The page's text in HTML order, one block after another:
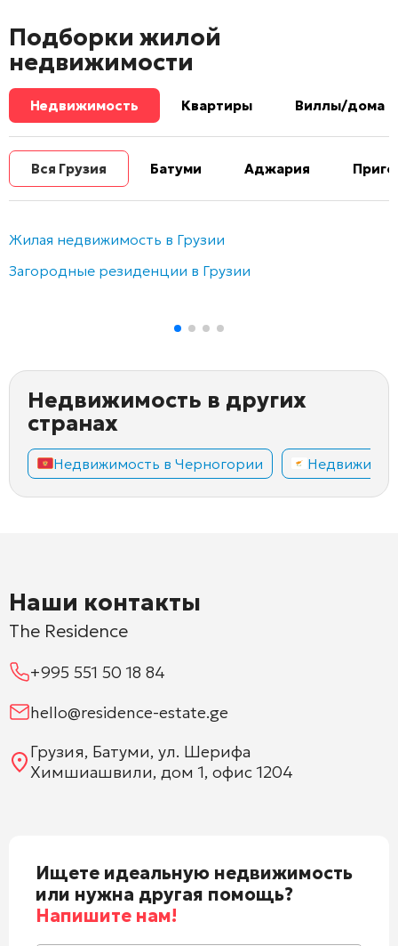
Подборки жилой
недвижимости
Недвижимость Квартиры Виллы/дома
Вся Грузия Батуми Аджария
Жилая недвижимость в Грузии
Загородные резиденции в Грузии
Недвижимость в других
странах
Недвижимость в Черногории
Наши контакты
The Residence
+995 551 50 18 84
hello@residence-estate.ge
Грузия, Батуми, ул. Шерифа
Химшиашвили, дом 1, офис 1204
Ищете идеальную недвижимость
или нужна другая помощь?
Напишите нам!